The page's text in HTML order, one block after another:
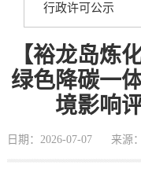
行政许可公示
【裕龙岛炼
绿色降碳一
境影响
日期：2026-07-07 来源